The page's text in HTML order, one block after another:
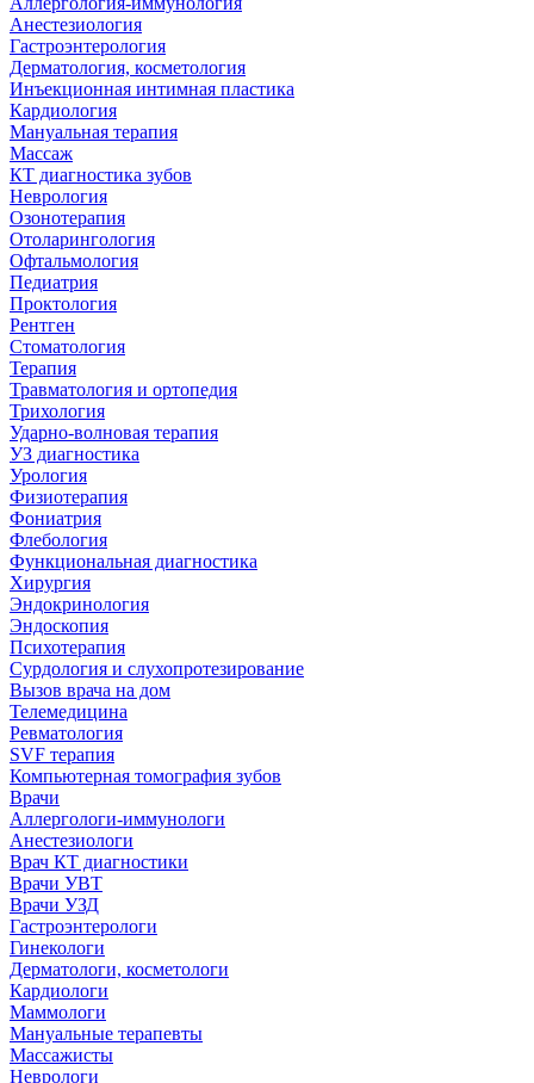
Анестезиология
Гастроэнтерология
Дерматология, косметология
Инъекционная интимная пластика
Кардиология
Мануальная терапия
Массаж
КТ диагностика зубов
Неврология
Озонотерапия
Отоларингология
Офтальмология
Педиатрия
Проктология
Рентген
Стоматология
Терапия
Травматология и ортопедия
Трихология
Ударно-волновая терапия
УЗ диагностика
Урология
Физиотерапия
Фониатрия
Флебология
Функциональная диагностика
Хирургия
Эндокринология
Эндоскопия
Психотерапия
Сурдология и слухопротезирование
Вызов врача на дом
Телемедицина
Ревматология
SVF терапия
Компьютерная томография зубов
Врачи
Аллергологи-иммунологи
Анестезиологи
Врач КТ диагностики
Врачи УВТ
Врачи УЗД
Гастроэнтерологи
Гинекологи
Дерматологи, косметологи
Кардиологи
Маммологи
Мануальные терапевты
Массажисты
Неврологи